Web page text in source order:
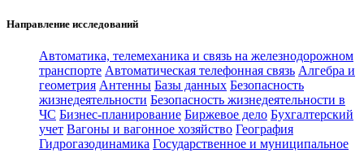
Направление исследований
Автоматика, телемеханика и связь на железнодорожном
транспорте Автоматическая телефонная связь Алгебра и
геометрия Антенны Базы данных Безопасность
жизнедеятельности Безопасность жизнедеятельности в
ЧС Бизнес-планирование Биржевое дело Бухгалтерский
учет Вагоны и вагонное хозяйство География
Гидрогазодинамика Государственное и муниципальное